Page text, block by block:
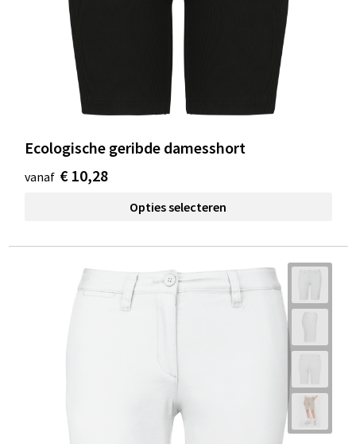
Ecologische geribde damesshort
vanaf € 10,28
Opties selecteren